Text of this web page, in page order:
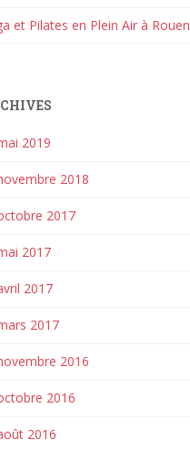
et Pilates en Plein Air à Rouen
2019
2018
2017
2017
2017
2017
2016
2016
2016